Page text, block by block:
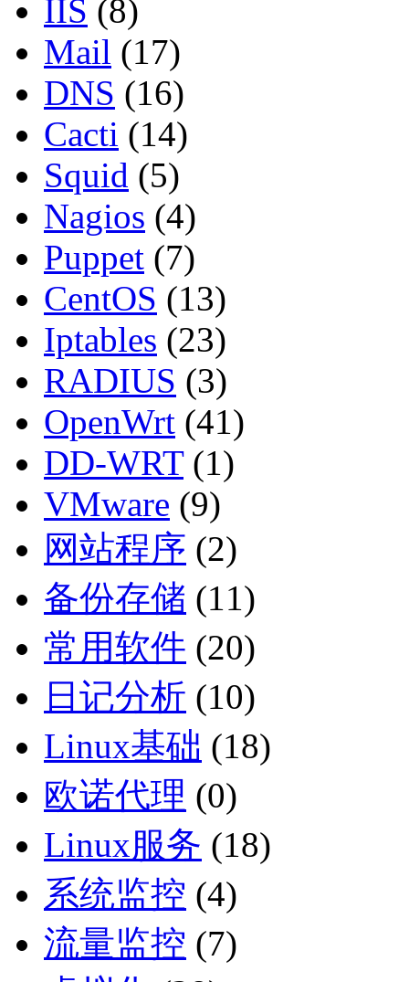
IIS (8)
Mail (17)
DNS (16)
Cacti (14)
Squid (5)
Nagios (4)
Puppet (7)
CentOS (13)
Iptables (23)
RADIUS (3)
OpenWrt (41)
DD-WRT(1)
VMware (9)
网站程序 (2)
备份存储 (11)
常用软件 (20)
日记分析 (10)
Linux基础 (18)
欧诺代理 (0)
Linux服务 (18)
系统监控 (4)
流量监控 (7)